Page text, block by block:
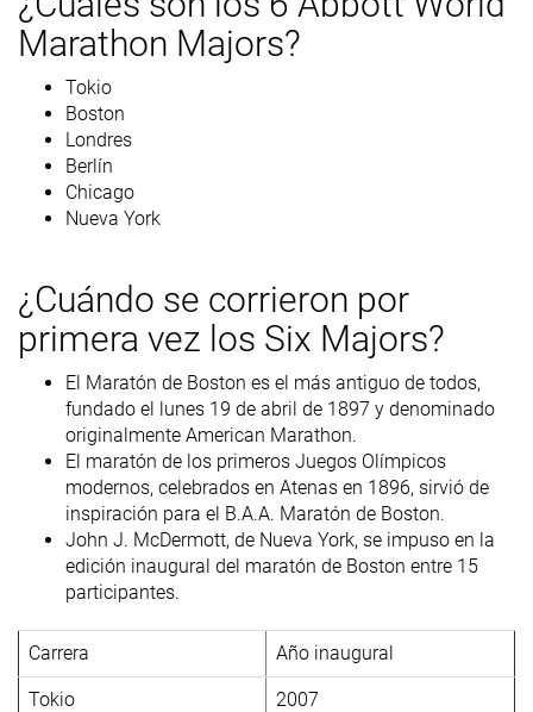
Marathon Majors?
Tokio
Boston
Londres
Berlín
Chicago
Nueva York
¿Cuándo se corrieron por
primera vez los Six Majors?
El Maratón de Boston es el más antiguo de todos,
fundado el lunes 19 de abril de 1897 y denominado
originalmente American Marathon.
El maratón de los primeros Juegos Olímpicos
modernos, celebrados en Atenas en 1896, sirvió de
inspiración para el B.A.A. Maratón de Boston.
John J. McDermott, de Nueva York, se impuso en la
edición inaugural del maratón de Boston entre 15
participantes.
Carrera Año inaugural
Tokio 2007